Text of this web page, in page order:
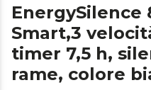
EnergySilence
Smart,3
timer 7,5 h,
rame, colore